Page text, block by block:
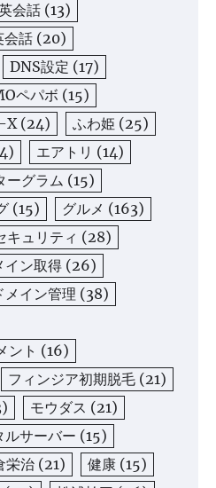
会話 (13)
会話 (20)
DNS設定 (17)
ペパボ (15)
X(24) ふわ姫 (25)
エアトリ (14)
ーグラム (15)
(15) グルメ (163)
キュリティ (28)
イン取得 (26)
メイン管理 (38)
ント (16)
フィンジア初期脱毛 (21)
モウダス (21)
ルサーバー (15)
栄治 (21) 健康 (15)